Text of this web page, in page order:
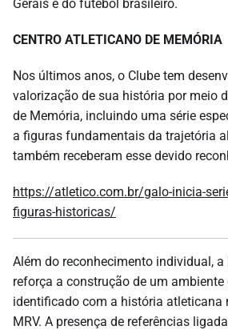
Gerais e do futebol brasileiro.
CENTRO ATLETICANO DE MEMÓRIA
Nos últimos anos, o Clube tem
valorização de sua história por meio
de Memória, incluindo uma série
a figuras fundamentais da trajetória
também receberam esse devido
https://atletico.com.br/galo-inicia-
figuras-historicas/
Além do reconhecimento individual,
reforça a construção de um
identificado com a história atleticana
MRV. A presença de referências